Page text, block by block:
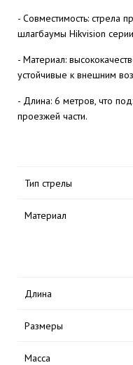
- Совместимость: стрела
шлагбаумы Hikvision
- Материал:
устойчивые к внешним
- Длина: 6 метров, что
проезжей части.
Тип стрелы
Материал
Длина
Размеры
Масса